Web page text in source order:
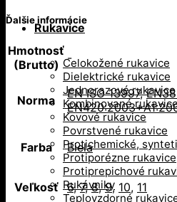
Rukavice
Celokožené rukavice
Dielektrické rukavice
Jednorazové rukavice
Kombinované
Kovové rukavice
Povrstvené rukavice
Protichemické,
Protiporézne rukavice
Protiprepichové
Rukávniky
Teplovzdorné
Ďalšie informácie
Hmotnosť
(Brutto)
-
Norma EN ISO 13997,
Farba Biela
Veľkosť 6,7,8,9, 10, 11